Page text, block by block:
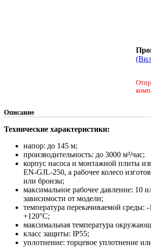
Описание
Технические характеристики:
напор: до 145 м;
производительность: до 3000 м³/час;
корпус насоса и монтажной плиты
EN-GJL-250, а рабочее колесо
или бронзы;
максимальное рабочее давление: 10
зависимости от модели;
температура перекачиваемой среды:
+120°С;
максимальная температура
класс защиты: IP55;
уплотнение: торцевое уплотнение